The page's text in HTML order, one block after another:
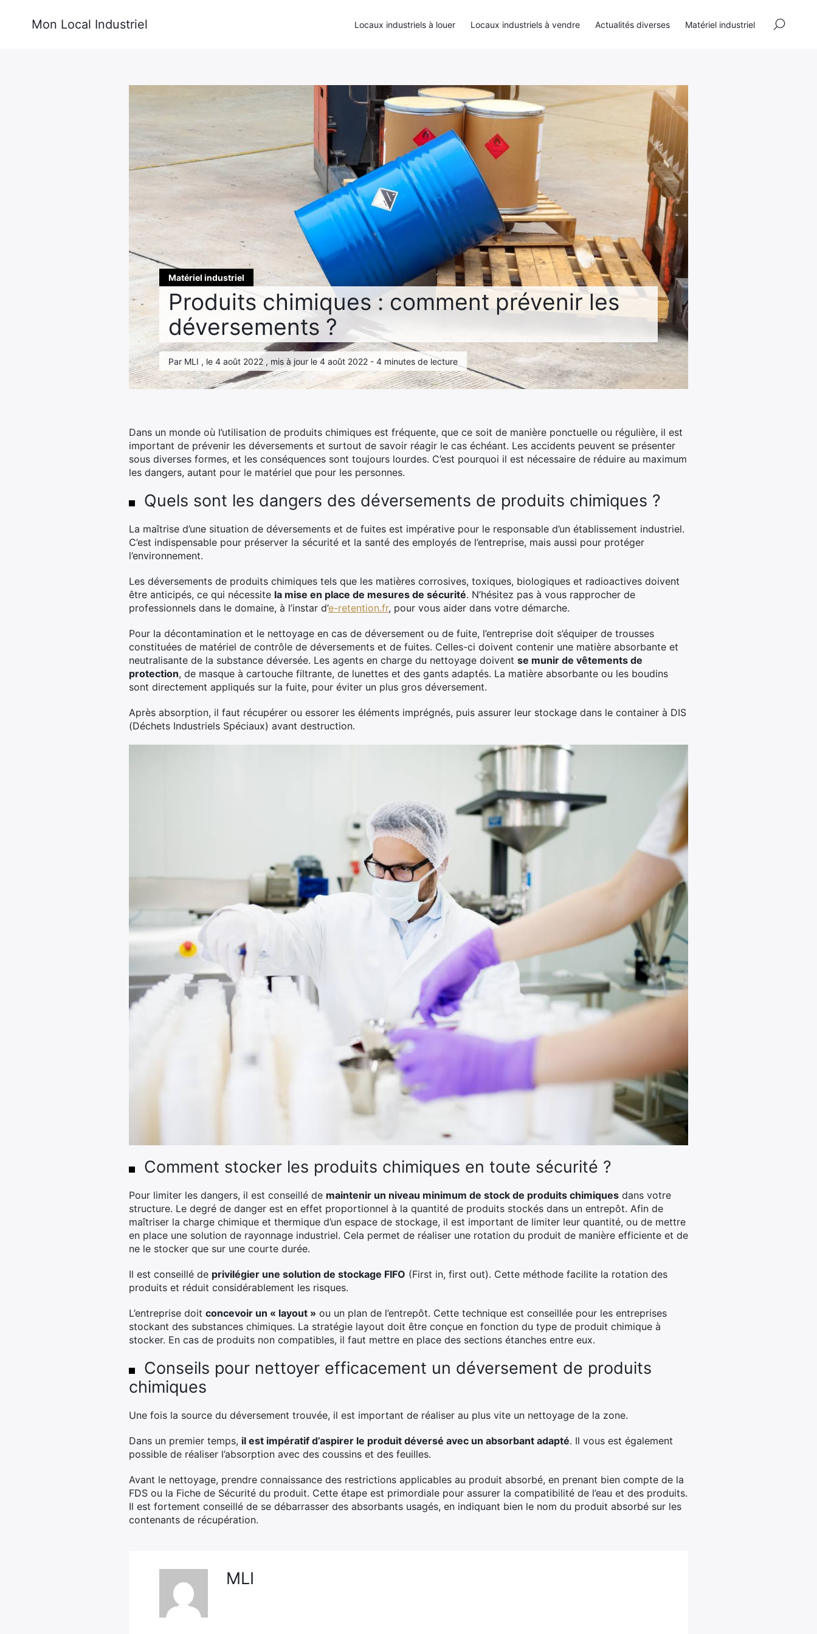
Matériel industriel
Produits chimiques : comment prévenir les
déversements ?
Par MLI , le 4 août 2022 , mis à jour le 4 août 2022 - 4 minutes de lecture
Dans un monde où l’utilisation de produits chimiques est fréquente, que ce soit de manière ponctuelle ou régulière, il est
important de prévenir les déversements et surtout de savoir réagir le cas échéant. Les accidents peuvent se présenter
sous diverses formes, et les conséquences sont toujours lourdes. C’est pourquoi il est nécessaire de réduire au maximum
les dangers, autant pour le matériel que pour les personnes.
Quels sont les dangers des déversements de produits chimiques ?
La maîtrise d’une situation de déversements et de fuites est impérative pour le responsable d’un établissement industriel.
C’est indispensable pour préserver la sécurité et la santé des employés de l’entreprise, mais aussi pour protéger
l’environnement.
Les déversements de produits chimiques tels que les matières corrosives, toxiques, biologiques et radioactives doivent
être anticipés, ce qui nécessite la mise en place de mesures de sécurité. N’hésitez pas à vous rapprocher de
professionnels dans le domaine, à l’instar d’e-retention.fr, pour vous aider dans votre démarche.
Pour la décontamination et le nettoyage en cas de déversement ou de fuite, l’entreprise doit s’équiper de trousses
constituées de matériel de contrôle de déversements et de fuites. Celles-ci doivent contenir une matière absorbante et
neutralisante de la substance déversée. Les agents en charge du nettoyage doivent se munir de vêtements de
protection, de masque à cartouche filtrante, de lunettes et des gants adaptés. La matière absorbante ou les boudins
sont directement appliqués sur la fuite, pour éviter un plus gros déversement.
Après absorption, il faut récupérer ou essorer les éléments imprégnés, puis assurer leur stockage dans le container à DIS
(Déchets Industriels Spéciaux) avant destruction.
Comment stocker les produits chimiques en toute sécurité ?
Pour limiter les dangers, il est conseillé de maintenir un niveau minimum de stock de produits chimiques dans votre
structure. Le degré de danger est en effet proportionnel à la quantité de produits stockés dans un entrepôt. Afin de
maîtriser la charge chimique et thermique d’un espace de stockage, il est important de limiter leur quantité, ou de mettre
en place une solution de rayonnage industriel. Cela permet de réaliser une rotation du produit de manière efficiente et de
ne le stocker que sur une courte durée.
Il est conseillé de privilégier une solution de stockage FIFO (First in, first out). Cette méthode facilite la rotation des
produits et réduit considérablement les risques.
L’entreprise doit concevoir un « layout » ou un plan de l’entrepôt. Cette technique est conseillée pour les entreprises
stockant des substances chimiques. La stratégie layout doit être conçue en fonction du type de produit chimique à
stocker. En cas de produits non compatibles, il faut mettre en place des sections étanches entre eux.
Conseils pour nettoyer efficacement un déversement de produits
chimiques
Une fois la source du déversement trouvée, il est important de réaliser au plus vite un nettoyage de la zone.
Dans un premier temps, il est impératif d’aspirer le produit déversé avec un absorbant adapté. Il vous est également
possible de réaliser l’absorption avec des coussins et des feuilles.
Avant le nettoyage, prendre connaissance des restrictions applicables au produit absorbé, en prenant bien compte de la
FDS ou la Fiche de Sécurité du produit. Cette étape est primordiale pour assurer la compatibilité de l’eau et des produits.
Il est fortement conseillé de se débarrasser des absorbants usagés, en indiquant bien le nom du produit absorbé sur les
contenants de récupération.
MLI
Mon Local Industriel Locaux industriels à louer Locaux industriels à vendre Actualités diverses Matériel industriel